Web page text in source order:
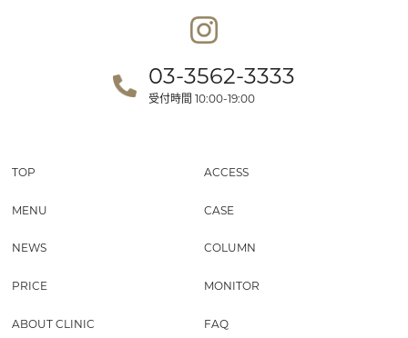
03-3562-3333
受付時間 10:00-19:00
TOP ACCESS
MENU CASE
NEWS COLUMN
PRICE MONITOR
ABOUT CLINIC FAQ